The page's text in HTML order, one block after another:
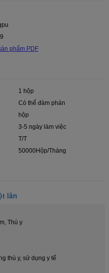
phẩm PDF
1 hộp
Có thể đàm phán
hộp
3-5 ngày làm việc
T/T
50000Hộp/Tháng
lần
Thú y
thú y, sử dụng y tế